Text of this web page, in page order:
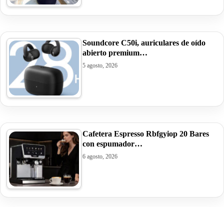
Soundcore C50i, auriculares de oído
abierto premium…
5 agosto, 2026
Cafetera Espresso Rbfgyiop 20 Bares
con espumador…
6 agosto, 2026